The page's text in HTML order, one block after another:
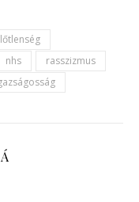
nhs
rasszizmus